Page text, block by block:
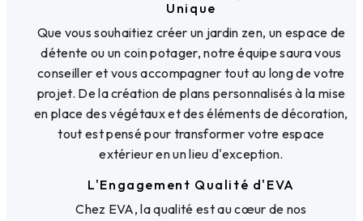
Unique
Que vous souhaitiez créer un jardin zen, un espace de
détente ou un coin potager, notre équipe saura vous
conseiller et vous accompagner tout au long de votre
projet. De la création de plans personnalisés à la mise
en place des végétaux et des éléments de décoration,
tout est pensé pour transformer votre espace
extérieur en un lieu d'exception.
L'Engagement Qualité d'EVA
Chez EVA, la qualité est au cœur de nos